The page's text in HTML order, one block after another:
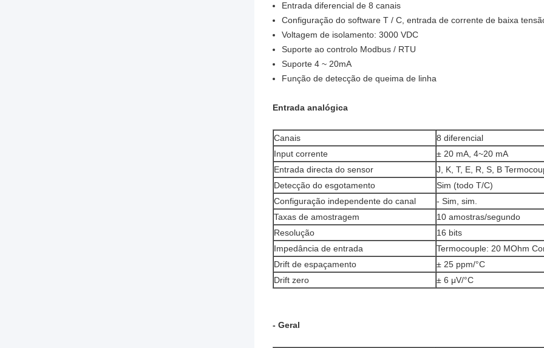
Entrada diferencial de 8 canais
Configuração do software T / C, entrada de corrente de baixa
Voltagem de isolamento: 3000 VDC
Suporte ao controlo Modbus / RTU
Suporte 4 ~ 20mA
Função de detecção de queima de linha
Entrada analógica
Canais
8 diferencial
Input corrente
± 20 mA, 4~20 mA
Entrada directa do sensor
J, K, T, E, R, S, B
Detecção do esgotamento
Sim (todo T/C)
Configuração independente do canal
- Sim, sim.
Taxas de amostragem
10 amostras/segundo
Resolução
16 bits
Impedância de entrada
Termocouple: 20 MOhm
Drift de espaçamento
± 25 ppm/°C
Drift zero
± 6 μV/°C
- Geral